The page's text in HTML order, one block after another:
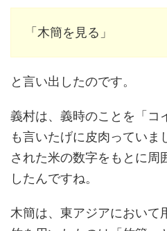
「木簡を見る」
と言い出したのです。
義村は、義時のことを「コ
も言いたげに皮肉っていま
された米の数字をもとに周
したんですね。
木簡は、東アジアにおいて